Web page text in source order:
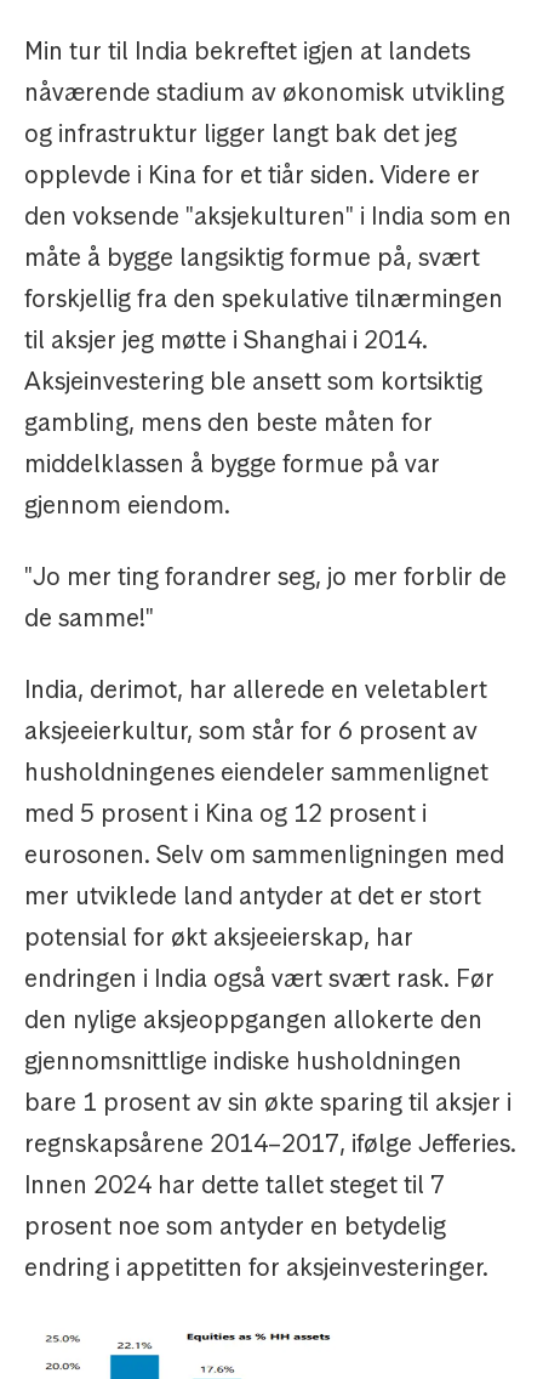
Min tur til India bekreftet igjen at landets
nåværende stadium av økonomisk utvikling
og infrastruktur ligger langt bak det jeg
opplevde i Kina for et tiår siden. Videre er
den voksende "aksjekulturen" i India som en
måte å bygge langsiktig formue på, svært
forskjellig fra den spekulative tilnærmingen
til aksjer jeg møtte i Shanghai i 2014.
Aksjeinvestering ble ansett som kortsiktig
gambling, mens den beste måten for
middelklassen å bygge formue på var
gjennom eiendom.
"Jo mer ting forandrer seg, jo mer forblir de
de samme!"
India, derimot, har allerede en veletablert
aksjeeierkultur, som står for 6 prosent av
husholdningenes eiendeler sammenlignet
med 5 prosent i Kina og 12 prosent i
eurosonen. Selv om sammenligningen med
mer utviklede land antyder at det er stort
potensial for økt aksjeeierskap, har
endringen i India også vært svært rask. Før
den nylige aksjeoppgangen allokerte den
gjennomsnittlige indiske husholdningen
bare 1 prosent av sin økte sparing til aksjer i
regnskapsårene 2014–2017, ifølge Jefferies.
Innen 2024 har dette tallet steget til 7
prosent noe som antyder en betydelig
endring i appetitten for aksjeinvesteringer.